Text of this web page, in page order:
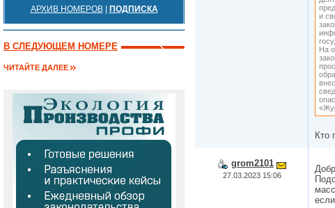
АРХИВ НОМЕРОВ| ПОДПИСКА
В СЛЕДУЮЩЕМ НОМЕРЕ
ЧИТАЙТЕ ДАЛЕЕ
и
На
Кто
grom2101
27.03.2023 15:06